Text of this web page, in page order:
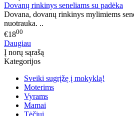
Dovanų rinkinys seneliams su padėka
Dovana, dovanų rinkinys mylimiems
nuotrauka. ..
€1800
Daugiau
Į norų sąrašą
Kategorijos
Sveiki sugrįžę į mokyklą!
Moterims
Vyrams
Mamai